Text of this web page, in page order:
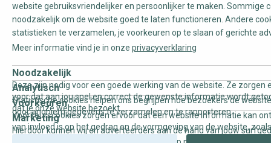
website gebruiksvriendelijker en persoonlijker te maken. Sommige
noodzakelijk om de website goed te laten functioneren. Andere
statistieken te verzamelen, je voorkeuren op te slaan of gerichte
Meer informatie vind je in onze privacyverklaring
Noodzakelijk
Deze zijn nodig voor een goede werking van de website. Ze zorgen
voor dat aan jou snel en correct de gewenste informatie wordt
dat je onze website bezoekt.
Analytisch
Statistische cookies helpen ons begrijpen hoe bezoekers de
door anoniem gegevens te verzamelen en te rapporteren.
Voorkeuren
Voorkeurscookies zorgen ervoor dat een website informatie kan
van invloed is op het gedrag en de vormgeving van de website,
Marketing
Hierdoor kunnen wij en adverteerders aan de hand van jouw